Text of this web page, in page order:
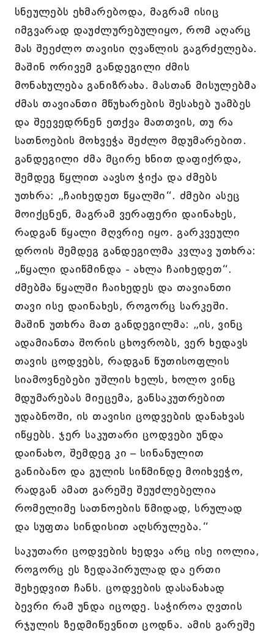
სნეულებს ეხმარებოდა, მაგრამ ისიც
იმგვარად დაუძლურებულიყო, რომ აღარც
მას შეეძლო თავისი ღვაწლის გაგრძელება.
მაშინ ორივემ განდეგილი ძმის
მონახულება განიზრახა. მასთან მისულებმა
ძმას თავიანთი მწუხარების შესახებ უამბეს
და შეევედრნენ ეთქვა მათთვის, თუ რა
სათნოების მოხვეჭა შეძლო მდუმარებით.
განდეგილი ძმა მცირე ხნით დაფიქრდა,
შემდეგ წყლით აავსო ჭიქა და ძმებს
უთხრა: „ჩაიხედეთ წყალში“. ძმები ასეც
მოიქცნენ, მაგრამ ვერაფერი დაინახეს,
რადგან წყალი მღვრიე იყო. გარკვეული
დროის შემდეგ განდეგილმა კვლავ უთხრა:
„წყალი დაიწმინდა - ახლა ჩაიხედეთ“.
ძმებმა წყალში ჩაიხედეს და თავიანთი
თავი ისე დაინახეს, როგორც სარკეში.
მაშინ უთხრა მათ განდეგილმა: „ის, ვინც
ადამიანთა შორის ცხოვრობს, ვერ ხედავს
თავის ცოდვებს, რადგან წუთისოფლის
სიამოვნებები უშლის ხელს, ხოლო ვინც
მდუმარებას მიეცემა, განსაკუთრებით
უდაბნოში, ის თავისი ცოდვების დანახვას
იწყებს. ჯერ საკუთარი ცოდვები უნდა
დაინახო, შემდეგ კი – სინანულით
განიბანო და გულის სიწმინდე მოიხვეჭო,
რადგან ამათ გარეშე შეუძლებელია
რომელიმე სათნოების წმიდად, სრულად
და სუფთა სინდისით აღსრულება.“
საკუთარი ცოდვების ხედვა არც ისე იოლია,
როგორც ეს ზედაპირულად და ერთი
შეხედვით ჩანს. ცოდვების დასანახად
ბევრი რამ უნდა იცოდე. საჭიროა ღვთის
რჯულის ზედმიწევნით ცოდნა. ამის გარეშე